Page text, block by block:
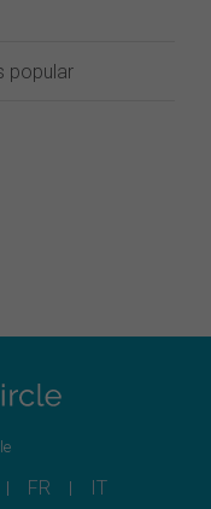
popular
FR IT